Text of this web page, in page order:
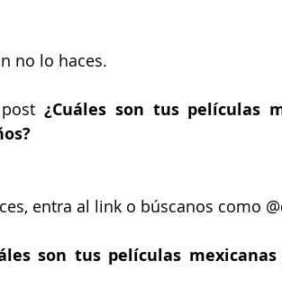
no lo haces.
¿Cuáles son tus películas
entra al link o búscanos como
son tus películas